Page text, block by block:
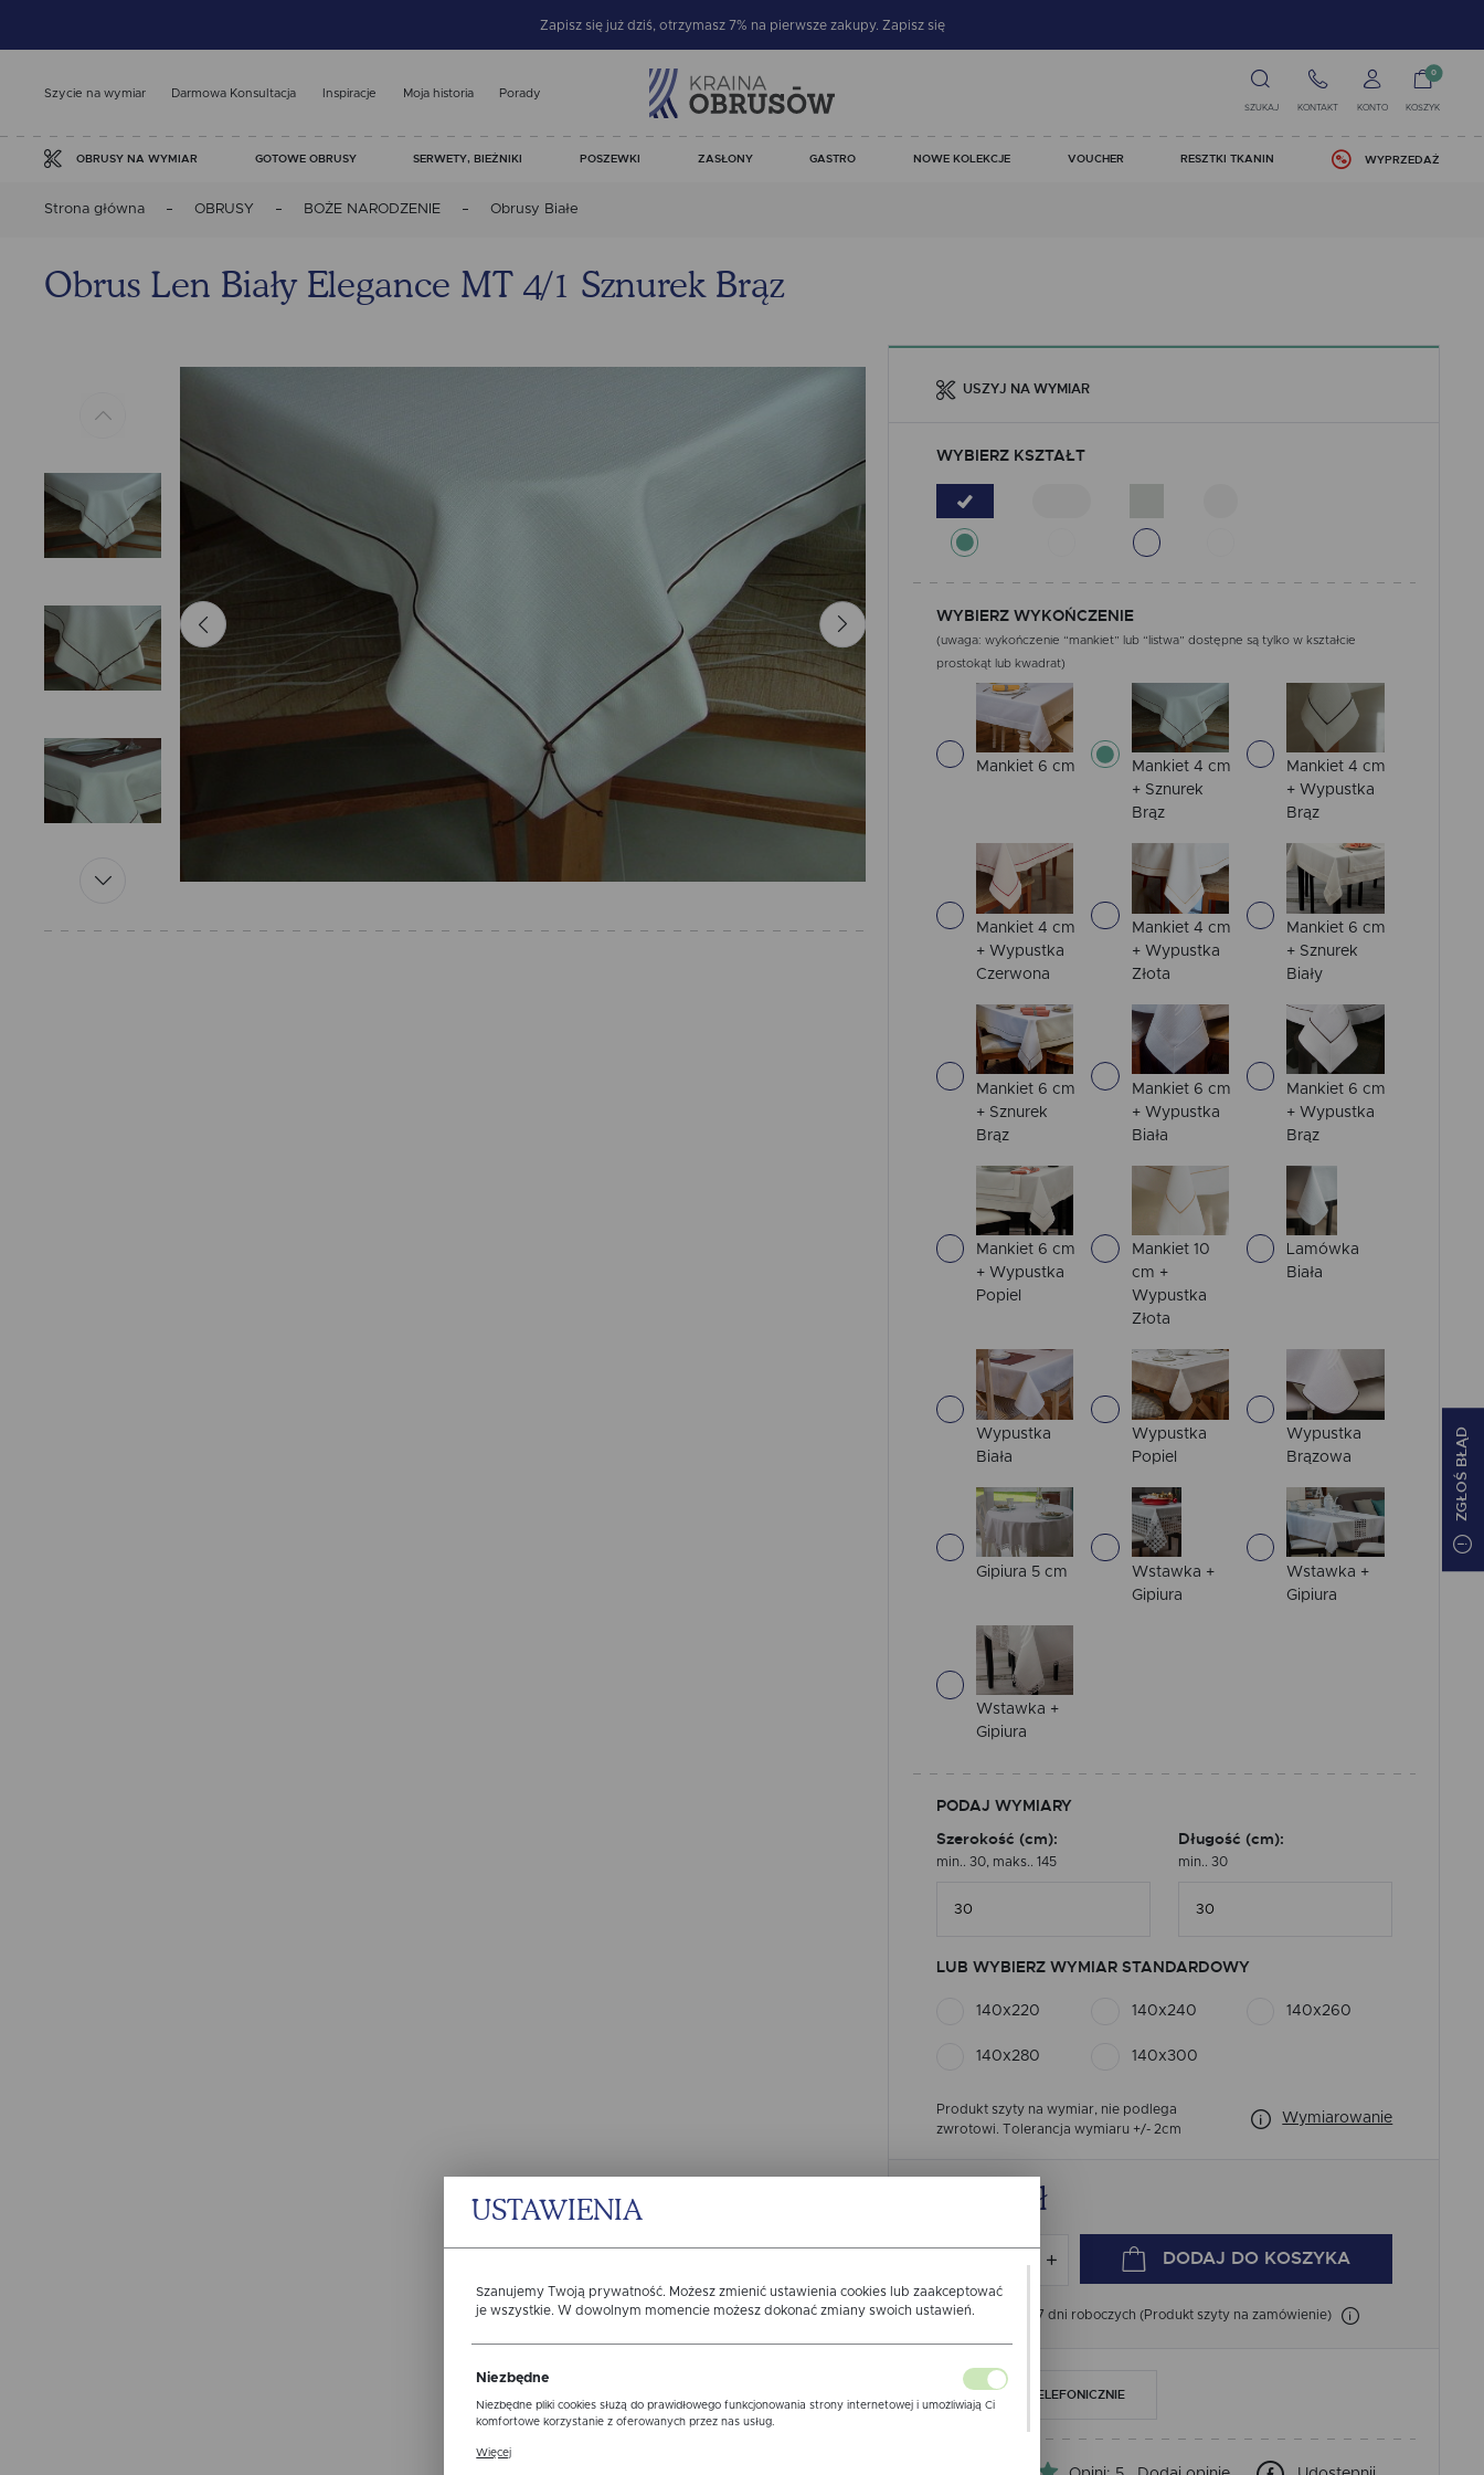
Zapisz się już dziś, otrzymasz 7% na pierwsze zakupy. Zapisz się
Szycie na wymiar Darmowa Konsultacja Inspiracje Moja historia Porady
SZUKAJ KONTAKT KONTO
0
KOSZYK
OBRUSY NA WYMIAR GOTOWE OBRUSY SERWETY, BIEŻNIKI POSZEWKI ZASŁONY GASTRO NOWE KOLEKCJE VOUCHER RESZTKI TKANIN WYPRZEDAŻ
Strona główna OBRUSY BOŻE NARODZENIE Obrusy Białe
Obrus Len Biały Elegance MT 4/1 Sznurek Brąz
USZYJ NA WYMIAR
WYBIERZ KSZTAŁT
WYBIERZ WYKOŃCZENIE
(uwaga: wykończenie “mankiet” lub “listwa” dostępne są tylko w kształcie
prostokąt lub kwadrat)
Mankiet 6 cm
Mankiet 4 cm
+ Sznurek
Brąz
Mankiet 4 cm
+ Wypustka
Brąz
Mankiet 4 cm
+ Wypustka
Czerwona
Mankiet 4 cm
+ Wypustka
Złota
Mankiet 6 cm
+ Sznurek
Biały
Mankiet 6 cm
+ Sznurek
Brąz
Mankiet 6 cm
+ Wypustka
Biała
Mankiet 6 cm
+ Wypustka
Brąz
Mankiet 6 cm
+ Wypustka
Popiel
Mankiet 10
cm +
Wypustka
Złota
Lamówka
Biała
Wypustka
Biała
Wypustka
Popiel
Wypustka
Brązowa
Gipiura 5 cm
Wstawka +
Gipiura
Wstawka +
Gipiura
Wstawka +
Gipiura
PODAJ WYMIARY
Szerokość (cm):
min.. 30, maks.. 145
Długość (cm):
min.. 30
LUB WYBIERZ WYMIAR STANDARDOWY
140x220 140x240 140x260
140x280 140x300
Produkt szyty na wymiar, nie podlega
zwrotowi. Tolerancja wymiaru +/- 2cm
Wymiarowanie
zł
DODAJ DO KOSZYKA
Wysyłka: 4-7 dni roboczych (Produkt szyty na zamówienie)
ZAMÓW TELEFONICZNIE
ZGŁOŚ BŁĄD
USTAWIENIA
Szanujemy Twoją prywatność. Możesz zmienić ustawienia cookies lub zaakceptować
je wszystkie. W dowolnym momencie możesz dokonać zmiany swoich ustawień.
Niezbędne
Niezbędne pliki cookies służą do prawidłowego funkcjonowania strony internetowej i umożliwiają Ci
komfortowe korzystanie z oferowanych przez nas usług.
ustawień preferencji prywatności, logowania czy wypełniania formularzy. Dzięki plikom cookies
Więcej